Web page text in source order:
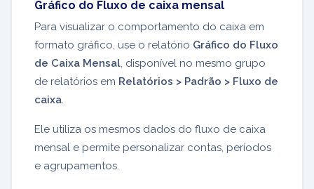
Gráfico do Fluxo de caixa mensal
Para visualizar o comportamento do caixa em
formato gráfico, use o relatório Gráfico do Fluxo
de Caixa Mensal, disponível no mesmo grupo
de relatórios em Relatórios > Padrão > Fluxo de
caixa.
Ele utiliza os mesmos dados do fluxo de caixa
mensal e permite personalizar contas, períodos
e agrupamentos.